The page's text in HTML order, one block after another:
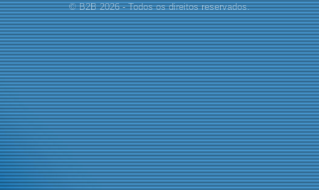
© B2B 2026 - Todos os direitos reservados.